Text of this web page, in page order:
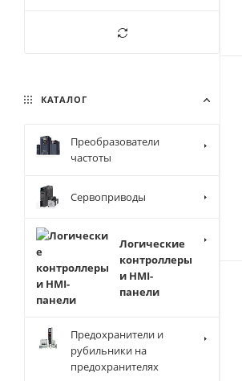
КАТАЛОГ
Преобразователи
частоты
Сервоприводы
Логические
контроллеры
и HMI-
панели
Предохранители и
рубильники на
предохранителях